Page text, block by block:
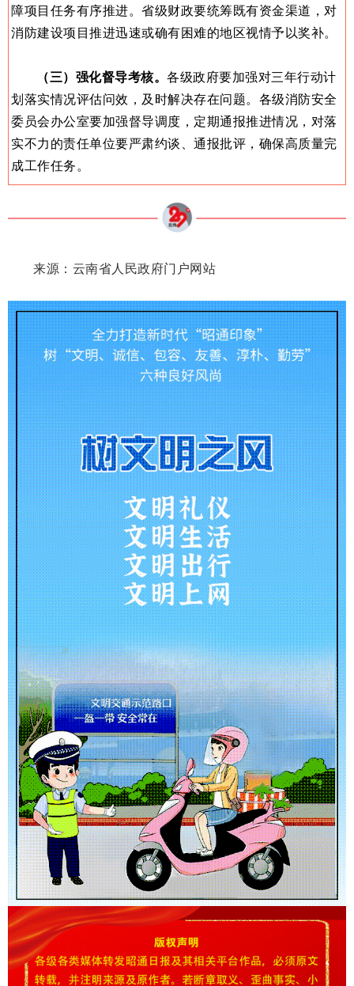
障项目任务有序推进。省级财政要统筹既有资金渠道，对
消防建设项目推进迅速或确有困难的地区视情予以奖补。
（三）强化督导考核。 各级政府要加强对三年行动计
划落实情况评估问效，及时解决存在问题。各级消防安全
委员会办公室要加强督导调度，定期通报推进情况，对落
实不力的责任单位要严肃约谈、通报批评，确保高质量完
成工作任务。
来源：云南省人民政府门户网站